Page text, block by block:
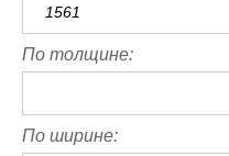
1561
По толщине:
По ширине: